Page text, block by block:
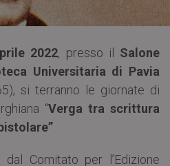
2022, presso il Salone
Universitaria di Pavia
si terranno le giornate di
“Verga tra scrittura
dal Comitato per l’Edizione